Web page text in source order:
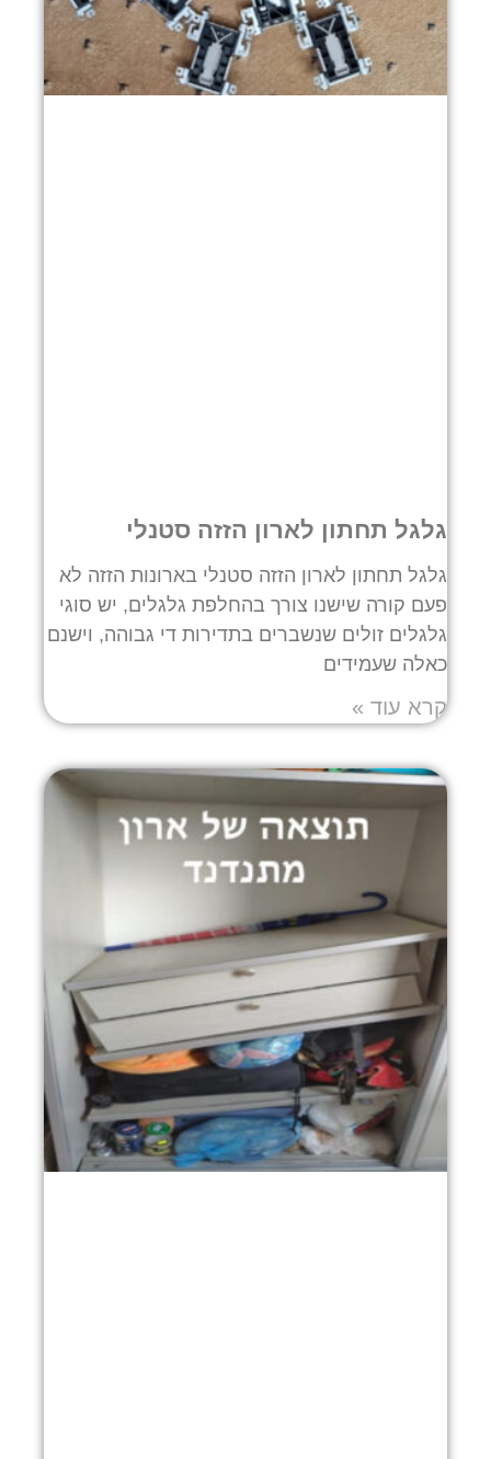
גלגל תחתון לארון הזזה סטנלי
גלגל תחתון לארון הזזה סטנלי בארונות הזזה לא
פעם קורה שישנו צורך בהחלפת גלגלים, יש סוגי
גלגלים זולים שנשברים בתדירות די גבוהה, וישנם
כאלה שעמידים
קרא עוד »